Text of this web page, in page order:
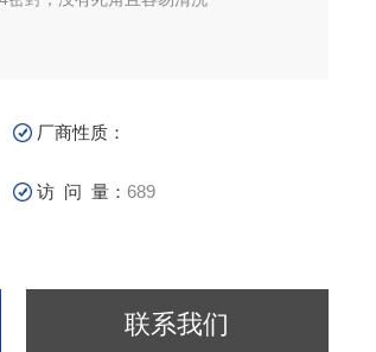
厂商性质：
访 问 量：689
联系我们